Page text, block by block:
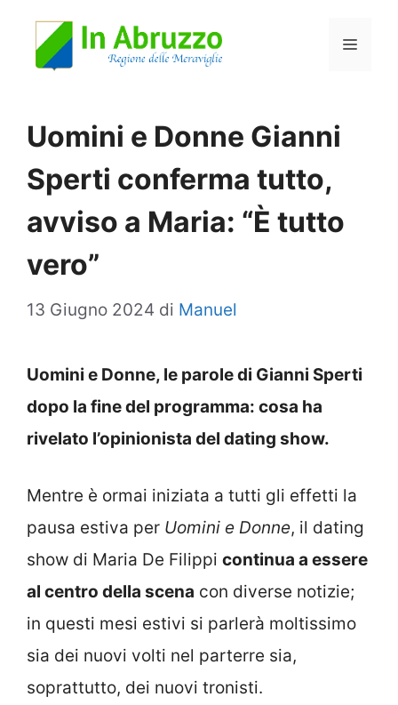
Menu
Uomini e Donne Gianni
Sperti conferma tutto,
avviso a Maria: “È tutto
vero”
13 Giugno 2024 di Manuel
Uomini e Donne, le parole di Gianni Sperti
dopo la fine del programma: cosa ha
rivelato l’opinionista del dating show.
Mentre è ormai iniziata a tutti gli effetti la
pausa estiva per Uomini e Donne, il dating
show di Maria De Filippi continua a essere
al centro della scena con diverse notizie;
in questi mesi estivi si parlerà moltissimo
sia dei nuovi volti nel parterre sia,
soprattutto, dei nuovi tronisti.